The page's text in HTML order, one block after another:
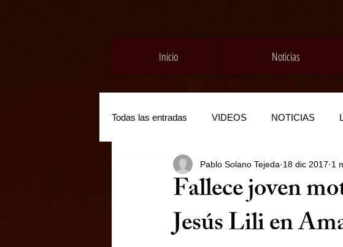
Inicio Noticias
Todas las entradas VIDEOS NOTICIAS
Fallece joven
Jesús Lili en
Pablo Solano Tejeda 18 dic 2017 1